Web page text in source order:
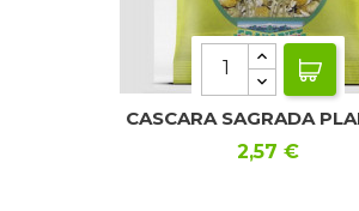
CASCARA SAGRADA
Precio
2,57 €